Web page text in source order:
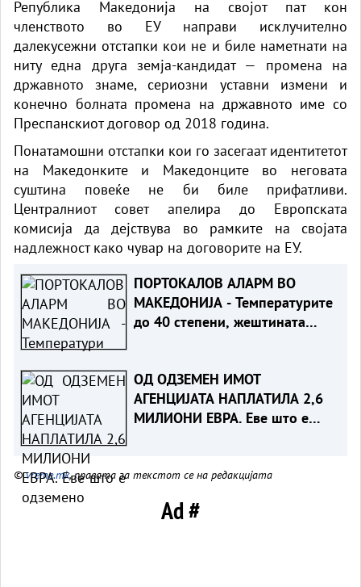
Република Македонија на својот пат кон
членството во ЕУ направи исклучително
далекусежни отстапки кои не и биле наметнати на
ниту една друга земја-кандидат — промена на
државното знаме, сериозни уставни измени и
конечно болната промена на државното име со
Преспанскиот договор од 2018 година.
Понатамошни отстапки кои го засегаат идентитетот
на Македонките и Македонците во неговата
суштина повеќе не би биле прифатливи.
Централниот совет апелира до Европската
комисија да дејствува во рамките на својата
надлежност како чувар на договорите на ЕУ.
ПОРТОКАЛОВ АЛАРМ ВО
МАКЕДОНИЈА - Температурите
до 40 степени, жештината
ОД ОДЗЕМЕН ИМОТ
АГЕНЦИЈАТА НАПЛАТИЛА 2,6
МИЛИОНИ ЕВРА. Еве што е
©vreme.mk, правата за текстот се на редакцијата
Ad #